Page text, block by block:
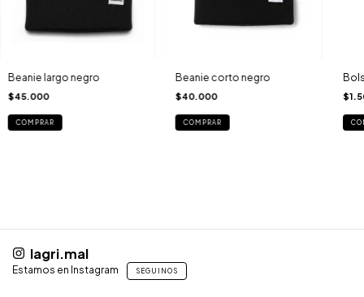
Beanie largo negro
$45.000
COMPRAR
Beanie corto negro
$40.000
COMPRAR
lagri.mal
Estamos en Instagram SEGUINOS